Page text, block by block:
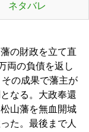
ネタバレ
の財政を立て直
両の負債を返し
の成果で藩主が
なる。大政奉還
山藩を無血開城
た。最後まで人